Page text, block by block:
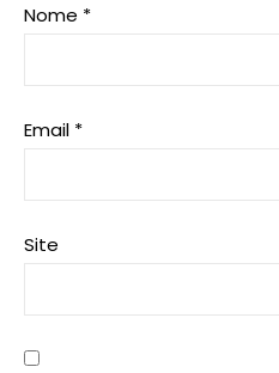
Nome *
Email *
Site